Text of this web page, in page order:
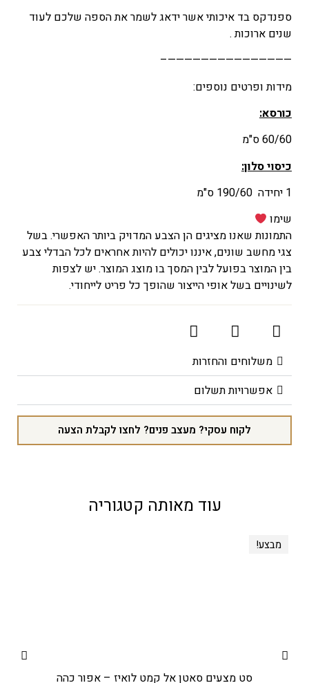
ספנדקס בד איכותי אשר ידאג לשמר את הספה שלכם לעוד
שנים ארוכות .
———————————————–
מידות ופרטים נוספים:
כורסא:
60/60 ס"מ
כיסוי סלון:
1 יחידה 190/60 ס"מ
שימו
התמונות שאנו מציגים הן הצבע המדויק ביותר האפשרי. בשל
צגי מחשב שונים, איננו יכולים להיות אחראים לכל הבדלי צבע
בין המוצר בפועל לבין המסך בו מוצג המוצר. יש לצפות
לשינויים בשל אופי הייצור שהופך כל פריט לייחודי.
משלוחים והחזרות
אפשרויות תשלום
לקוח עסקי? מעצב פנים? לחצו לקבלת הצעה
עוד מאותה קטגוריה
מבצע!
סט מצעים סאטן אל קמט לואיז – אפור כהה